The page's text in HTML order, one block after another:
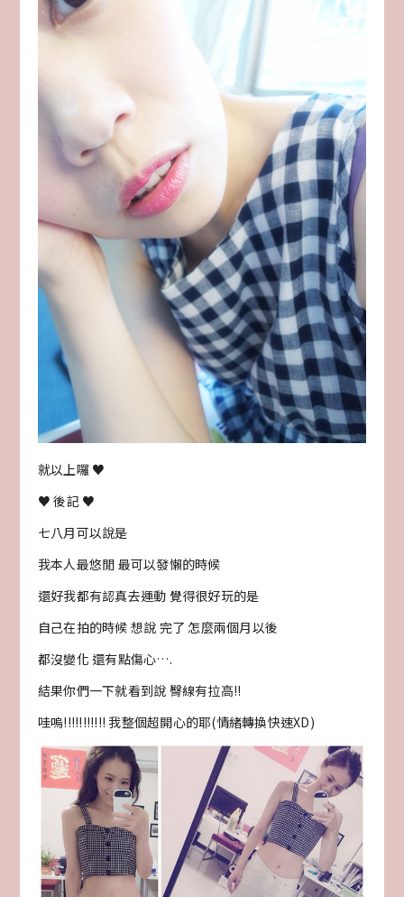
就以上囉 ♥
♥ 後記 ♥
七八月可以說是
我本人最悠閒 最可以發懶的時候
還好我都有認真去運動 覺得很好玩的是
自己在拍的時候 想說 完了 怎麼兩個月以後
都沒變化 還有點傷心….
結果你們一下就看到說 臀線有拉高!!
哇嗚!!!!!!!!!!! 我整個超開心的耶(情緒轉換快速XD)